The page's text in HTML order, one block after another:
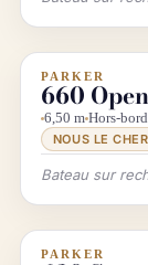
INFO &
PARKER
660 Open
6,50 m Hors-
NOUS LE
Bateau sur
INFO &
PARKER